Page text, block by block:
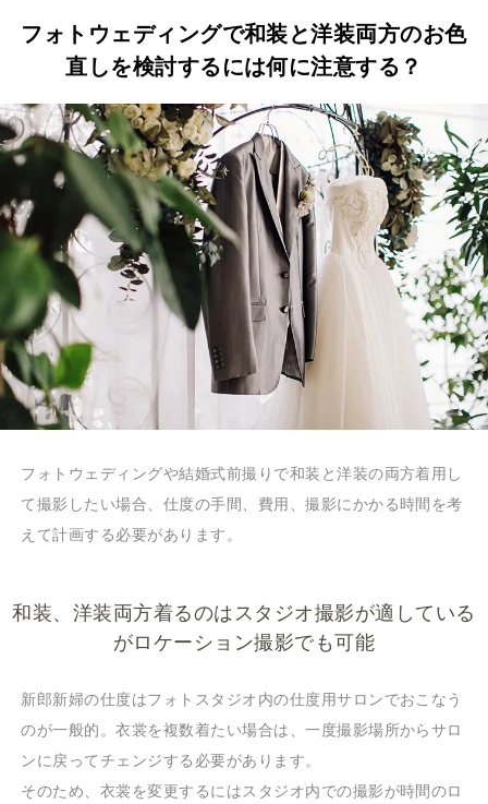
フォトウェディングで和装と洋装両方のお色
直しを検討するには何に注意する？
フォトウェディングや結婚式前撮りで和装と洋装の両方着用し
て撮影したい場合、仕度の手間、費用、撮影にかかる時間を考
えて計画する必要があります。
和装、洋装両方着るのはスタジオ撮影が適している
がロケーション撮影でも可能
新郎新婦の仕度はフォトスタジオ内の仕度用サロンでおこなう
のが一般的。衣裳を複数着たい場合は、一度撮影場所からサロ
ンに戻ってチェンジする必要があります。
そのため、衣裳を変更するにはスタジオ内での撮影が時間のロ